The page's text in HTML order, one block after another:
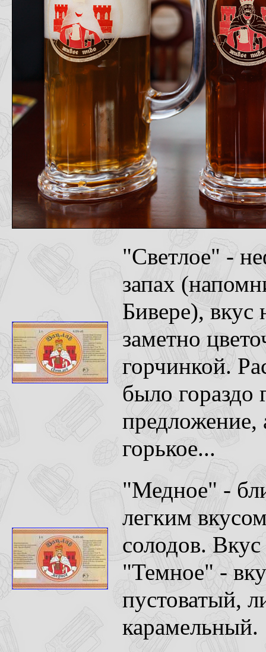
"Светлое" -
запах
Бивере),
заметно
горчинкой.
было гораздо
горькое...
"Медное" -
легким
солодов.
"Темное" -
пустоватый,
карамельный.